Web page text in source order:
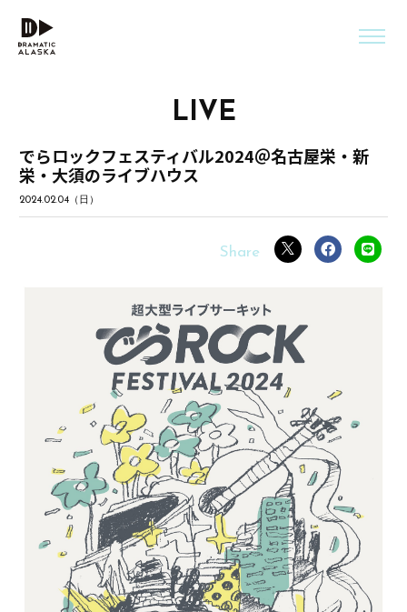
LIVE
でらロックフェスティバル2024＠名古屋栄・新
栄・大須のライブハウス
2024.02.04（日）